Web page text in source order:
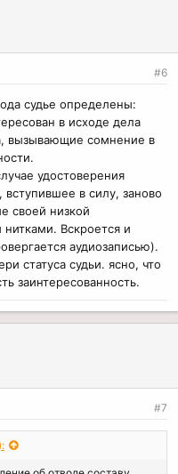
#6
судье определены:
в исходе дела
вызывающие сомнение в
удостоверения
в силу, заново
своей низкой
Вскроется и
аудиозаписью).
статуса судьи. ясно, что
заинтересованность.
#7